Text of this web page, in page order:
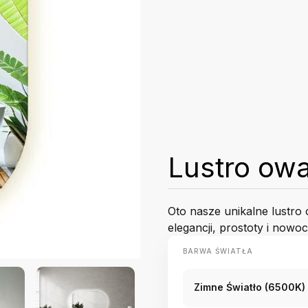
Lustro
Oto nasze unikalne lustro
elegancji, prostoty i
BARWA ŚWIATŁA
Zimne Światło (6500K)